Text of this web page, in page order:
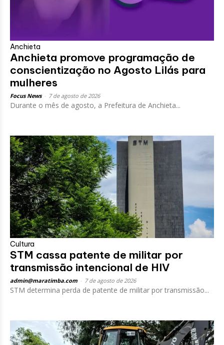
Anchieta
Anchieta promove programação de
conscientização no Agosto Lilás para
mulheres
Focus News 7 de agosto de 2026
Durante o mês de agosto, a Prefeitura de Anchieta...
Cultura
STM cassa patente de militar por
transmissão intencional de HIV
admin@maratimba.com 7 de agosto de 2026
STM determina perda de patente de militar por transmissão...